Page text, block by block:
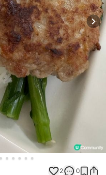
2 0